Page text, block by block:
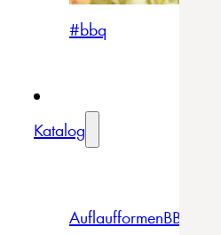
#bbq
Katalog
AuflaufformenBBQ